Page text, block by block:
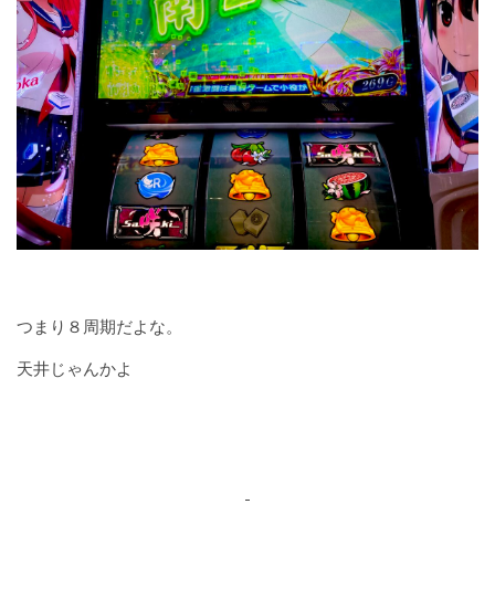
つまり８周期だよな。
天井じゃんかよ